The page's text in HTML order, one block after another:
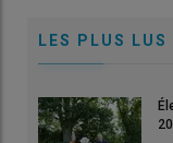
LES PLUS LUS